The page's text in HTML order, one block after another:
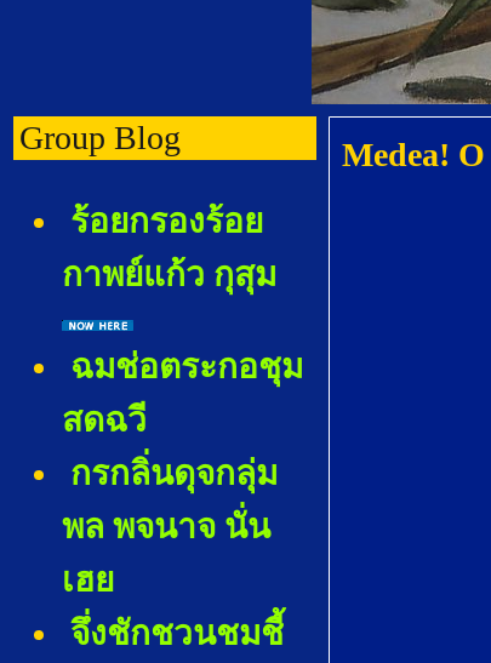
Group Blog
ร้อยกรองร้อ
กาพย์แก้ว กุสุม
ฉมช่อตระกอชุม
สดฉวี
กรกลิ่นดุจกลุ่ม
พล พจนาจ นั่น
เฮ
จึ่งชักชวนชมชี้
Medea!